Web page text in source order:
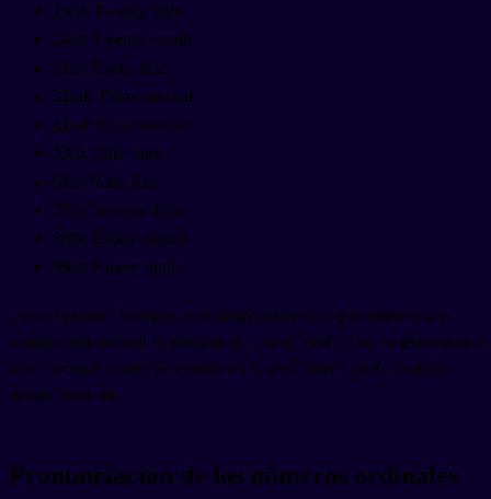
23rd: Twenty-third
24th: Twenty-fourth
31st: Thirty-first
32nd: Thirty-second
42nd: Forty-second
53rd: Fifty-third
61st: Sixty-first
75th: Seventy-fifth
88th: Eighty-eighth
99th: Ninety-ninth
¿Ves el patrón? Siempre es el último número el que determina la
terminación ordinal. Si termina en 1, será "first" (1st). Si termina en 2,
será "second" (2nd). Si termina en 3, será "third" (3rd). Todo lo
demás lleva -th.
Pronunciación de los números ordinales